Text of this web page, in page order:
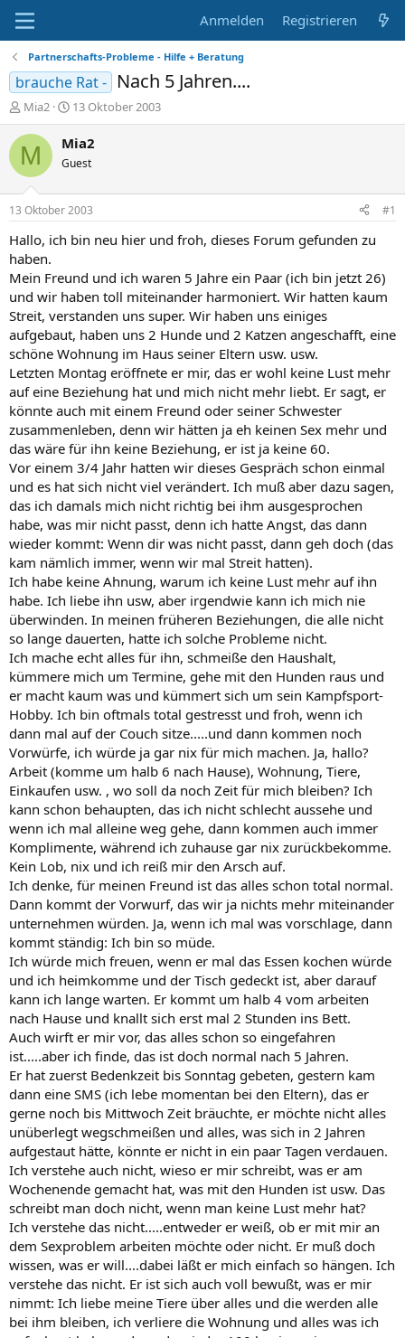
Anmelden Registrieren
Partnerschafts-Probleme - Hilfe + Beratung
brauche Rat - Nach 5 Jahren....
E
r
s
t
e
r
Mia2
E
r
s
e
l
t
a
13 Oktober 2003
M Mia2
Guest
13 Oktober 2003 #1
Hallo, ich bin neu hier und froh, dieses Forum gefunden zu
haben.
Mein Freund und ich waren 5 Jahre ein Paar (ich bin jetzt 26)
und wir haben toll miteinander harmoniert. Wir hatten kaum
Streit, verstanden uns super. Wir haben uns einiges
aufgebaut, haben uns 2 Hunde und 2 Katzen angeschafft, eine
schöne Wohnung im Haus seiner Eltern usw. usw.
Letzten Montag eröffnete er mir, das er wohl keine Lust mehr
auf eine Beziehung hat und mich nicht mehr liebt. Er sagt, er
könnte auch mit einem Freund oder seiner Schwester
zusammenleben, denn wir hätten ja eh keinen Sex mehr und
das wäre für ihn keine Beziehung, er ist ja keine 60.
Vor einem 3/4 Jahr hatten wir dieses Gespräch schon einmal
und es hat sich nicht viel verändert. Ich muß aber dazu sagen,
das ich damals mich nicht richtig bei ihm ausgesprochen
habe, was mir nicht passt, denn ich hatte Angst, das dann
wieder kommt: Wenn dir was nicht passt, dann geh doch (das
kam nämlich immer, wenn wir mal Streit hatten).
Ich habe keine Ahnung, warum ich keine Lust mehr auf ihn
habe. Ich liebe ihn usw, aber irgendwie kann ich mich nie
überwinden. In meinen früheren Beziehungen, die alle nicht
so lange dauerten, hatte ich solche Probleme nicht.
Ich mache echt alles für ihn, schmeiße den Haushalt,
kümmere mich um Termine, gehe mit den Hunden raus und
er macht kaum was und kümmert sich um sein Kampfsport-
Hobby. Ich bin oftmals total gestresst und froh, wenn ich
dann mal auf der Couch sitze.....und dann kommen noch
Vorwürfe, ich würde ja gar nix für mich machen. Ja, hallo?
Arbeit (komme um halb 6 nach Hause), Wohnung, Tiere,
Einkaufen usw. , wo soll da noch Zeit für mich bleiben? Ich
kann schon behaupten, das ich nicht schlecht aussehe und
wenn ich mal alleine weg gehe, dann kommen auch immer
Komplimente, während ich zuhause gar nix zurückbekomme.
Kein Lob, nix und ich reiß mir den Arsch auf.
Ich denke, für meinen Freund ist das alles schon total normal.
Dann kommt der Vorwurf, das wir ja nichts mehr miteinander
unternehmen würden. Ja, wenn ich mal was vorschlage, dann
kommt ständig: Ich bin so müde.
Ich würde mich freuen, wenn er mal das Essen kochen würde
und ich heimkomme und der Tisch gedeckt ist, aber darauf
kann ich lange warten. Er kommt um halb 4 vom arbeiten
nach Hause und knallt sich erst mal 2 Stunden ins Bett.
Auch wirft er mir vor, das alles schon so eingefahren
ist.....aber ich finde, das ist doch normal nach 5 Jahren.
Er hat zuerst Bedenkzeit bis Sonntag gebeten, gestern kam
dann eine SMS (ich lebe momentan bei den Eltern), das er
gerne noch bis Mittwoch Zeit bräuchte, er möchte nicht alles
unüberlegt wegschmeißen und alles, was sich in 2 Jahren
aufgestaut hätte, könnte er nicht in ein paar Tagen verdauen.
Ich verstehe auch nicht, wieso er mir schreibt, was er am
Wochenende gemacht hat, was mit den Hunden ist usw. Das
schreibt man doch nicht, wenn man keine Lust mehr hat?
Ich verstehe das nicht.....entweder er weiß, ob er mit mir an
dem Sexproblem arbeiten möchte oder nicht. Er muß doch
wissen, was er will....dabei läßt er mich einfach so hängen. Ich
verstehe das nicht. Er ist sich auch voll bewußt, was er mir
nimmt: Ich liebe meine Tiere über alles und die werden alle
bei ihm bleiben, ich verliere die Wohnung und alles was ich